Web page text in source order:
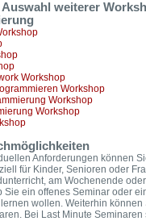
Auswahl weiterer
Workshop
Workshop
Workshop
Workshop
Anforderungen können
für Kinder, Senioren oder
am Wochenende
Sie ein offenes Seminar oder
wollen. Weiterhin
Bei Last Minute